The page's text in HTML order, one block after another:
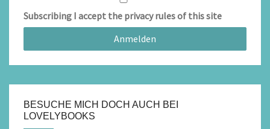
Subscribing I accept the privacy rules of this site
BESUCHE MICH DOCH AUCH BEI
LOVELYBOOKS